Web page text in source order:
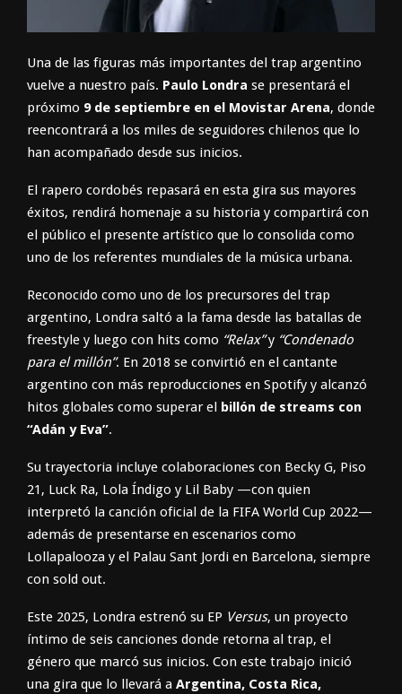
Una de las figuras más importantes del trap argentino
vuelve a nuestro país. Paulo Londra se presentará el
próximo 9 de septiembre en el Movistar Arena, donde
reencontrará a los miles de seguidores chilenos que lo
han acompañado desde sus inicios.
El rapero cordobés repasará en esta gira sus mayores
éxitos, rendirá homenaje a su historia y compartirá con
el público el presente artístico que lo consolida como
uno de los referentes mundiales de la música urbana.
Reconocido como uno de los precursores del trap
argentino, Londra saltó a la fama desde las batallas de
freestyle y luego con hits como “Relax”y “Condenado
para el millón”. En 2018 se convirtió en el cantante
argentino con más reproducciones en Spotify y alcanzó
hitos globales como superar el billón de streams con
“Adán y Eva”.
Su trayectoria incluye colaboraciones con Becky G, Piso
21, Luck Ra, Lola Índigo y Lil Baby —con quien
interpretó la canción oficial de la FIFA World Cup 2022—
además de presentarse en escenarios como
Lollapalooza y el Palau Sant Jordi en Barcelona, siempre
con sold out.
Este 2025, Londra estrenó su EP Versus, un proyecto
íntimo de seis canciones donde retorna al trap, el
género que marcó sus inicios. Con este trabajo inició
una gira que lo llevará a Argentina, Costa Rica,